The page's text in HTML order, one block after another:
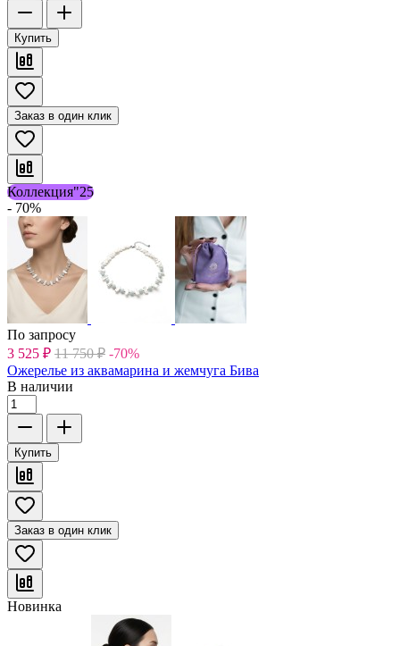
Купить
Заказ в один клик
Коллекция"25
- 70%
По запросу
3 525 ₽ 11 750 ₽ -70%
Ожерелье из аквамарина и жемчуга Бива
В наличии
Купить
Заказ в один клик
Новинка